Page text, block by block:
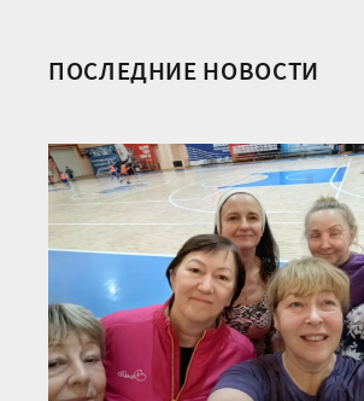
ПОСЛЕДНИЕ НОВОСТИ